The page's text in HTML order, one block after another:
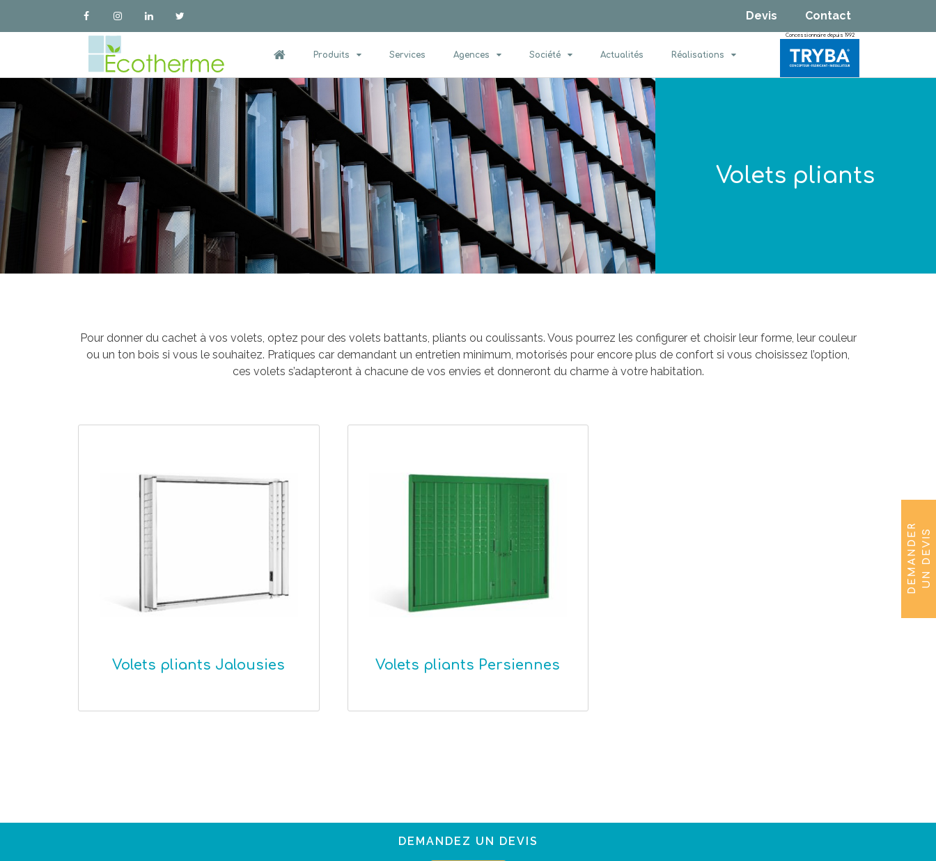
Devis Contact
Produits Services Agences Société Actualités Réalisations
Concessionnaire depuis 1992
Volets pliants
D
E
M
A
N
D
E
R
U
N
D
E
V
IS
Pour donner du cachet à vos volets, optez pour des volets battants, pliants ou coulissants. Vous pourrez les configurer et choisir leur forme, leur couleur
ou un ton bois si vous le souhaitez. Pratiques car demandant un entretien minimum, motorisés pour encore plus de confort si vous choisissez l’option,
ces volets s’adapteront à chacune de vos envies et donneront du charme à votre habitation.
Volets pliants Jalousies Volets pliants Persiennes
DEMANDEZ UN DEVIS